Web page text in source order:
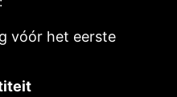
vóór het eerste